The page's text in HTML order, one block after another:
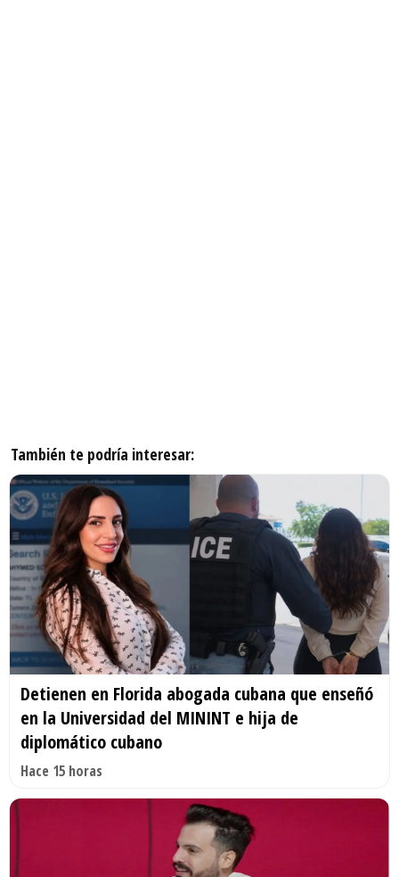
También te podría interesar:
Detienen en Florida abogada cubana que enseñó
en la Universidad del MININT e hija de
diplomático cubano
Hace 15 horas